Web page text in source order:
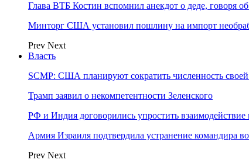
Глава ВТБ Костин вспомнил анекдот о деде, говоря
Минторг США установил пошлину на импорт
Prev Next
Власть
SCMP: США планируют сократить численность
Трамп заявил о некомпетентности Зеленского
РФ и Индия договорились упростить
Армия Израиля подтвердила устранение
Prev Next